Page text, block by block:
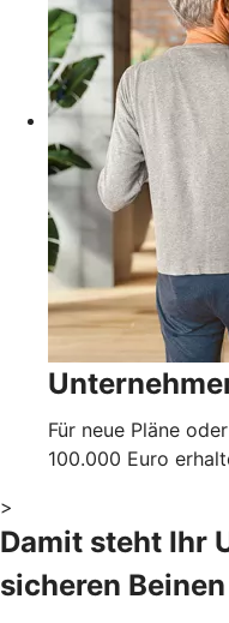
Für neue Pläne
100.000 Euro
>
Damit steht Ihr
sicheren Beinen